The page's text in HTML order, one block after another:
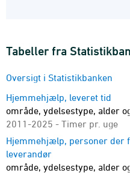
Tabeller fra
Oversigt i Statistikbanken
Hjemmehjælp, leveret tid
område, ydelsestype, alder
2011-2025 - Timer pr. uge
Hjemmehjælp, personer der
leverandør
område, ydelsestype, alder